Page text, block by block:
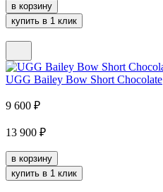
в корзину
купить в 1 клик
UGG Bailey Bow Short Chocolate
9 600 ₽
13 900 ₽
в корзину
купить в 1 клик